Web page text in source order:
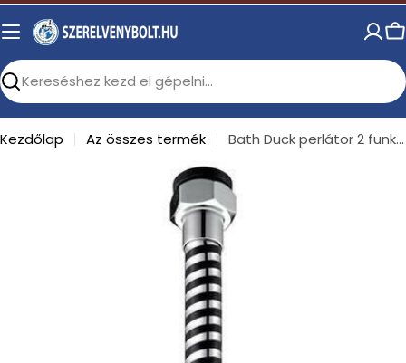
Skip
to
Search
Kezdőlap Az összes termék Bath Duck perlátor 2 funkciós